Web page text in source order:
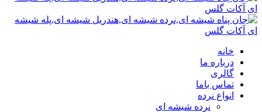
خانه
درباره ما
گالری
تماس باما
انواع نرده
نرده شیشه ای